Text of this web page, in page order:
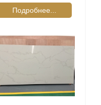
Подробнее...